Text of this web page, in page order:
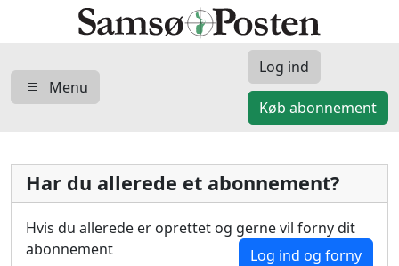
Menu
Log ind
Køb abonnement
Har du allerede et abonnement?
Hvis du allerede er oprettet og gerne vil forny dit
abonnement
Log ind og forny